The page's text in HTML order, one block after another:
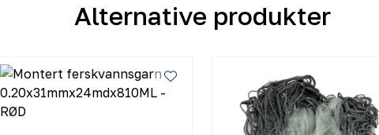
Alternative produkter